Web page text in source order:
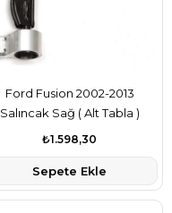
Ford Fusion 2002-2013
Salıncak Sağ ( Alt Tabla )
Delphi Marka 2S613051DA
₺1.598,30
Sepete Ekle